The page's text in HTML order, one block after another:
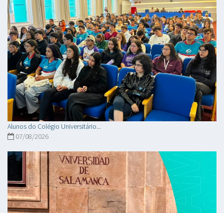
Alunos do Colégio Universitário...
07/08/2026